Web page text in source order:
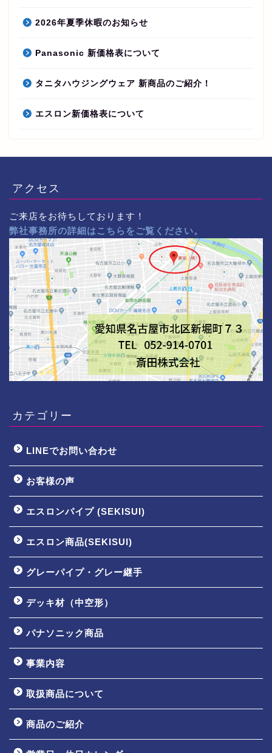
2026年夏季休暇のお知らせ
Panasonic 新価格表について
タニタハウジングウェア 新商品のご紹介！
エスロン新価格表について
アクセス
ご来店をお待ちしております！
弊社事務所の詳細はこちらをご覧ください。
カテゴリー
LINEでお問い合わせ
お客様の声
エスロンパイプ (SEKISUI)
エスロン商品(SEKISUI)
グレーパイプ・グレー継手
デッキ材（中空形）
パナソニック商品
事業内容
取扱商品について
商品のご紹介